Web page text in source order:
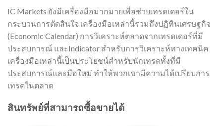
IC Markets ยังมีเครื่องมือมากมายเพื่อช่วยเทรดเดอร์ใน
กระบวนการตัดสินใจ เครื่องมือเหล่านี้รวมถึงปฏิทินเศรษฐกิจ
(Economic Calendar) การวิเคราะห์ตลาดจากเทรดเดอร์ที่มี
ประสบการณ์ และIndicator สำหรับการวิเคราะห์ทางเทคนิค
เครื่องมือเหล่านี้เป็นประโยชน์สำหรับนักเทรดทั้งที่มี
ประสบการณ์และมือใหม่ ทำให้พวกเขามีความได้เปรียบการ
เทรดในตลาด
สินทรัพย์ที่สามารถซื้อขายได้